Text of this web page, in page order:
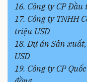
16. Công ty CP
17. Công ty TNHH
triệu USD
18. Dự án Sản
USD
19. Công ty CP